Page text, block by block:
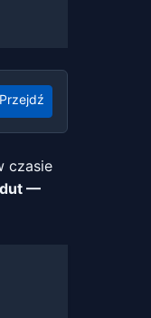
Przejdź
czasie
—